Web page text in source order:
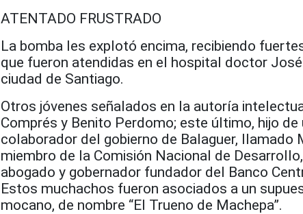
ATENTADO FRUSTRADO
La bomba les explotó encima, recibiendo
que fueron atendidas en el hospital doctor
ciudad de Santiago.
Otros jóvenes señalados en la autoría
Comprés y Benito Perdomo; este último, hijo
colaborador del gobierno de Balaguer, llamado
miembro de la Comisión Nacional de
abogado y gobernador fundador del Banco
Estos muchachos fueron asociados a un
mocano, de nombre “El Trueno de Machepa”.